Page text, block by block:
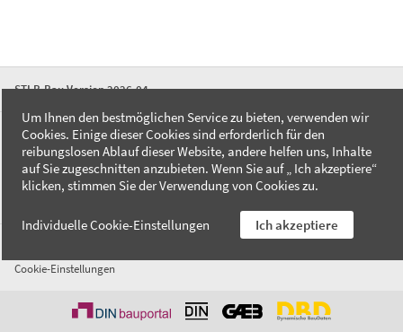
STLB-Bau Version 2026-04
FAQ
Kontakt
Datenschutzerklärung
Cookie-Einstellungen
Um Ihnen den bestmöglichen Service zu bieten, verwenden wir
Cookies. Einige dieser Cookies sind erforderlich für den
reibungslosen Ablauf dieser Website, andere helfen uns, Inhalte
auf Sie zugeschnitten anzubieten. Wenn Sie auf „ Ich akzeptiere“
klicken, stimmen Sie der Verwendung von Cookies zu.
Individuelle Cookie-Einstellungen Ich akzeptiere